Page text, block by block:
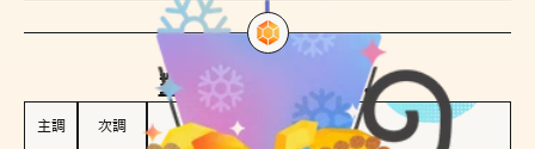
對方的主調蠟燭是...
主調 次調